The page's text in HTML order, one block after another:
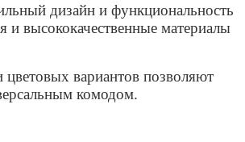
дизайн и функциональность
высококачественные материалы
вариантов позволяют
комодом.